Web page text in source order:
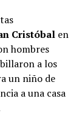
Cristóbal en
hombres
a los
un niño de
a una casa